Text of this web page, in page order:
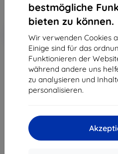
bestmögliche
bieten zu können.
Wir verwenden Cookies
Einige sind für das
Funktionieren der
während andere uns
zu analysieren und
personalisieren.
ohne MWSt24,13 €
-10%
EXTRA10
ausverkauft
ausverkauft
Hersteller